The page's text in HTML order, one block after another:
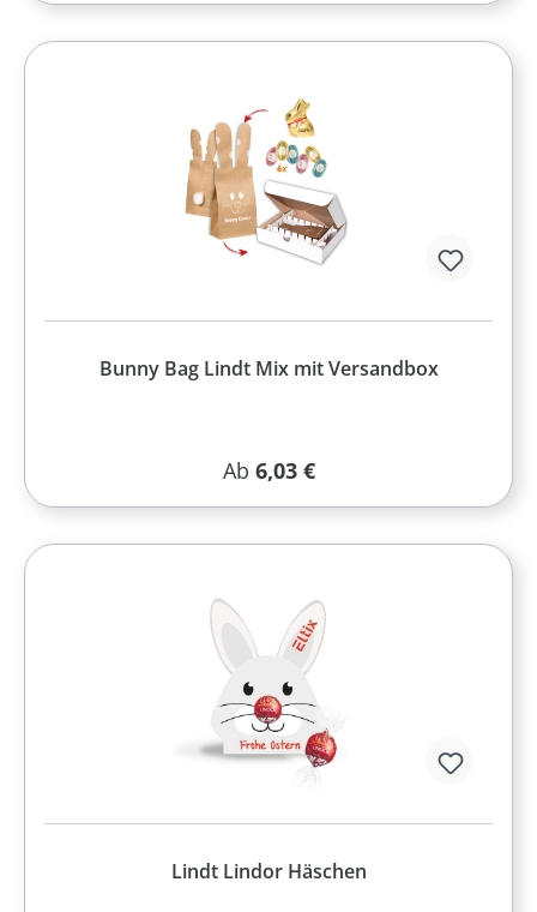
Bunny Bag Lindt Mix mit Versandbox
Regulärer Preis:
Ab 6,03 €
Lindt Lindor Häschen